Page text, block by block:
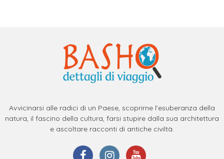
Avvicinarsi alle radici di un Paese, scoprirne l’esuberanza della
natura, il fascino della cultura, farsi stupire dalla sua architettura
e ascoltare racconti di antiche civiltà.